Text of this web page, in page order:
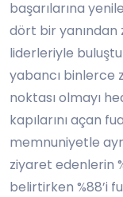
başarılarına
dört bir
liderleriyle
yabancı binlerce
noktası olmayı
kapılarını açan
memnuniyetle
ziyaret edenlerin
belirtirken %88’i